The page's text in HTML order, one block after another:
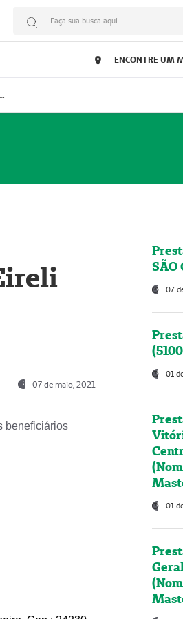
Faça sua busca aqui
ENCONTRE UM
Prestador Mosaicum Espaço Clínico Eireli (51004355-5)
07 de maio, 2021
beneficiários
SÃO
07
01
01